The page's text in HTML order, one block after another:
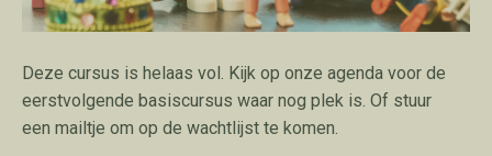
Deze cursus is helaas vol. Kijk op onze agenda voor de
eerstvolgende basiscursus waar nog plek is. Of stuur
een mailtje om op de wachtlijst te komen.